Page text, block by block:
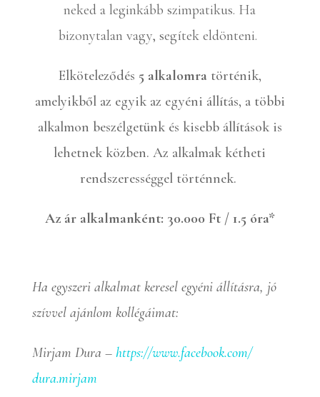
neked a leginkább szimpatikus. Ha
bizonytalan vagy, segítek eldönteni.
Elköteleződés 5 alkalomra történik,
amelyikből az egyik az egyéni állítás, a többi
alkalmon beszélgetünk és kisebb állítások is
lehetnek közben. Az alkalmak kétheti
rendszerességgel történnek.
Az ár alkalmanként: 30.000 Ft / 1.5 óra*
Ha egyszeri alkalmat keresel egyéni állításra, jó
szívvel ajánlom kollégáimat:
Mirjam Dura – https://www.facebook.com/
dura.mirjam